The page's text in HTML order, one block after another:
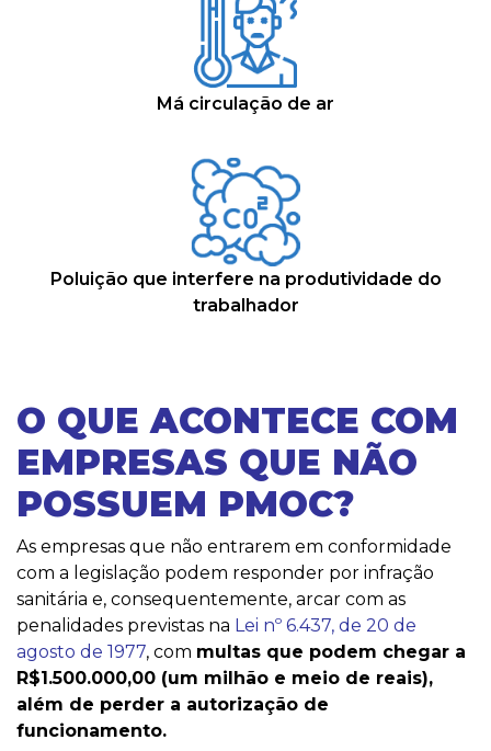
Má circulação de ar
Poluição que interfere na produtividade do
trabalhador
O QUE ACONTECE COM
EMPRESAS QUE NÃO
POSSUEM PMOC?
As empresas que não entrarem em conformidade
com a legislação podem responder por infração
sanitária e, consequentemente, arcar com as
penalidades previstas na Lei nº 6.437, de 20 de
agosto de 1977, com multas que podem chegar a
R$1.500.000,00 (um milhão e meio de reais),
além de perder a autorização de
funcionamento.